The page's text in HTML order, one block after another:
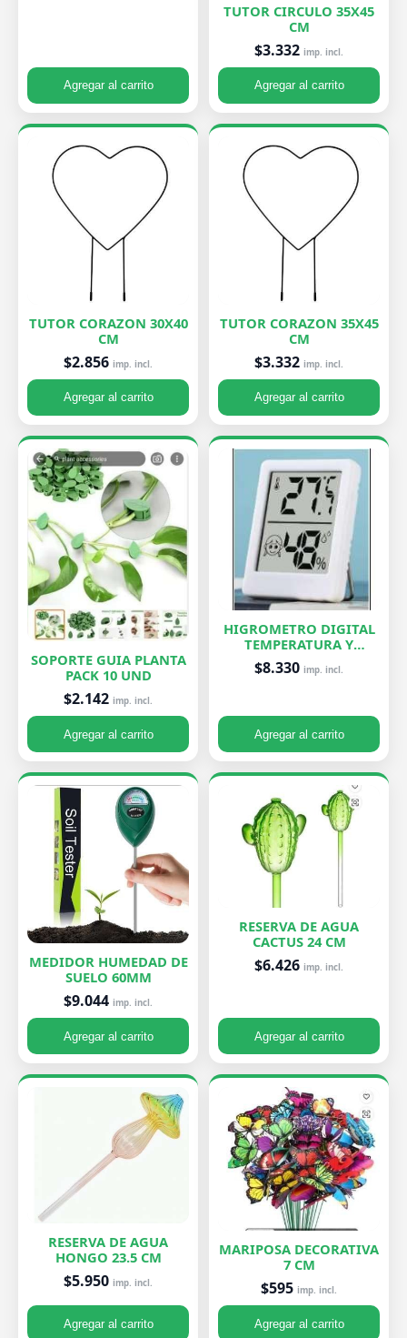
Agregar al carrito
TUTOR CIRCULO 35X45
CM
$3.332 imp. incl.
Agregar al carrito
TUTOR CORAZON 30X40
CM
$2.856 imp. incl.
Agregar al carrito
TUTOR CORAZON 35X45
CM
$3.332 imp. incl.
Agregar al carrito
SOPORTE GUIA PLANTA
PACK 10 UND
$2.142 imp. incl.
Agregar al carrito
HIGROMETRO DIGITAL
TEMPERATURA Y
HUMEDAD
$8.330 imp. incl.
Agregar al carrito
MEDIDOR HUMEDAD DE
SUELO 60MM
$9.044 imp. incl.
Agregar al carrito
RESERVA DE AGUA
CACTUS 24 CM
$6.426 imp. incl.
Agregar al carrito
RESERVA DE AGUA
HONGO 23.5 CM
$5.950 imp. incl.
Agregar al carrito
MARIPOSA DECORATIVA
7 CM
$595 imp. incl.
Agregar al carrito